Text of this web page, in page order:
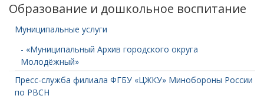
Образование и дошкольное воспитание
Муниципальные услуги
- «Муниципальный Архив городского округа
Молодёжный»
Пресс-служба филиала ФГБУ «ЦЖКУ» Минобороны России
по РВСН